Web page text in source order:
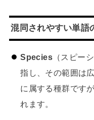
混同されやすい単語
Species （スピー
指し、その範囲は
に属する種群です
れます。